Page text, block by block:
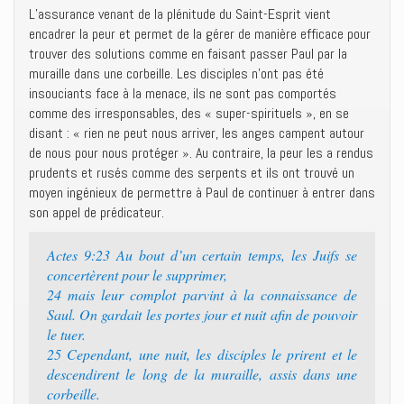
L’assurance venant de la plénitude du Saint-Esprit vient
encadrer la peur et permet de la gérer de manière efficace pour
trouver des solutions comme en faisant passer Paul par la
muraille dans une corbeille. Les disciples n’ont pas été
insouciants face à la menace, ils ne sont pas comportés
comme des irresponsables, des « super-spirituels », en se
disant : « rien ne peut nous arriver, les anges campent autour
de nous pour nous protéger ». Au contraire, la peur les a rendus
prudents et rusés comme des serpents et ils ont trouvé un
moyen ingénieux de permettre à Paul de continuer à entrer dans
son appel de prédicateur.
Actes 9:23 Au bout d’un certain temps, les Juifs se
concertèrent pour le supprimer,
24 mais leur complot parvint à la connaissance de
Saul. On gardait les portes jour et nuit afin de pouvoir
le tuer.
25 Cependant, une nuit, les disciples le prirent et le
descendirent le long de la muraille, assis dans une
corbeille.